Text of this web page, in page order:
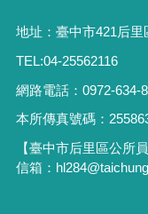
地址：臺中市421后
TEL:04-25562116
網路電話：0972-634-
本所傳真號碼：
【臺中市后里區公所
信箱：